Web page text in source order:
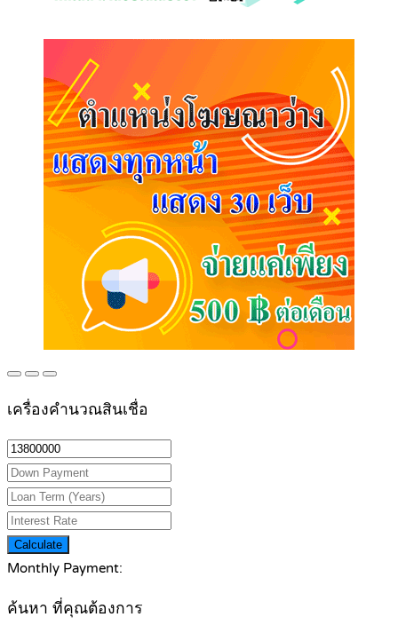
เครื่องคำนวณสินเชื่อ
Calculate
Monthly Payment:
ค้นหา ที่คุณต้องการ